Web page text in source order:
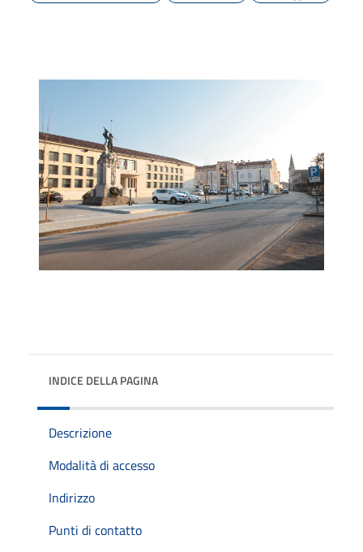
INDICE DELLA PAGINA
Descrizione
Modalità di accesso
Indirizzo
Punti di contatto